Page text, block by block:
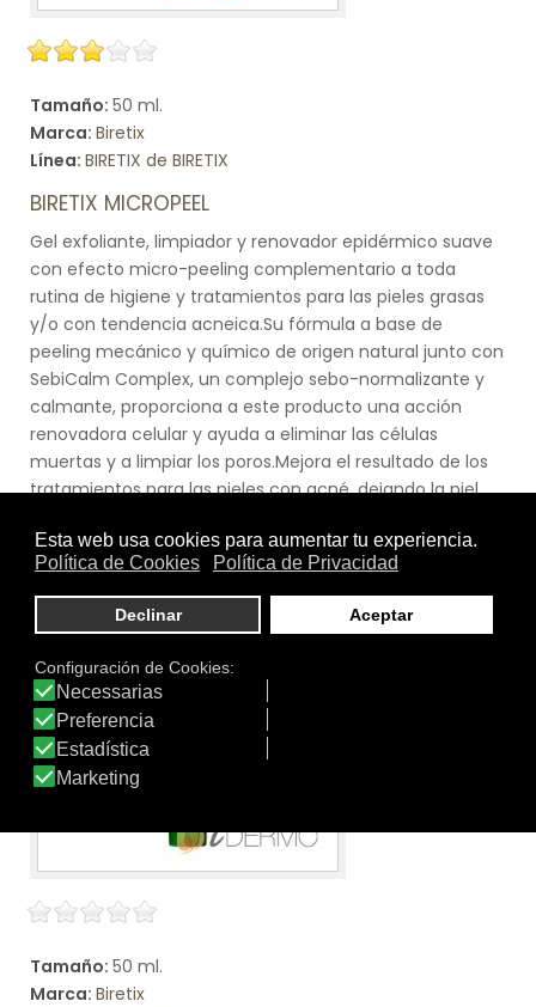
Tamaño: 50 ml.
Marca: Biretix
Línea: BIRETIX de BIRETIX
BIRETIX MICROPEEL
Gel exfoliante, limpiador y renovador epidérmico suave
con efecto micro-peeling complementario a toda
rutina de higiene y tratamientos para las pieles grasas
y/o con tendencia acneica.Su fórmula a base de
peeling mecánico y químico de origen natural junto con
SebiCalm Complex, un complejo sebo-normalizante y
calmante, proporciona a este producto una acción
renovadora celular y ayuda a eliminar las células
muertas y a limpiar los poros.Mejora el resultado de los
tratamientos para las pieles con acné, dejando la piel
Ver producto
Tamaño: 50 ml.
Marca: Biretix